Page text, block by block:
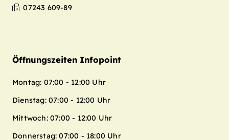
07243 609-89
Öffnungszeiten Infopoint
Montag: 07:00 - 12:00 Uhr
Dienstag: 07:00 - 12:00 Uhr
Mittwoch: 07:00 - 12:00 Uhr
Donnerstag: 07:00 - 18:00 Uhr